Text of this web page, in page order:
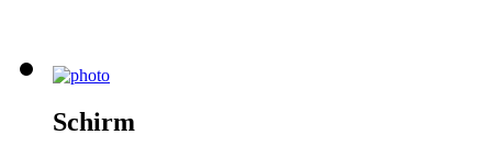
Schirm